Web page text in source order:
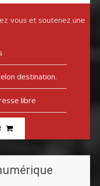
vous et soutenez une
destination.
libre